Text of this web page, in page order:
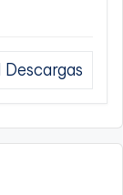
Descargas